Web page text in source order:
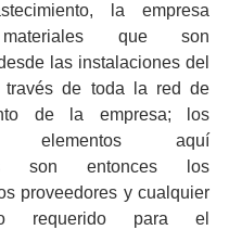
la empresa
que son
las instalaciones del
través de toda la red de
de la empresa; los
elementos aquí
son entonces los
proveedores y cualquier
requerido para el